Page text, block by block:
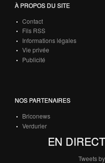
À PROPOS DU SITE
Contact
Fils RSS
Informations légales
Vie privée
Publicité
NOS PARTENAIRES
Briconews
Verdurier
EN
Tweets